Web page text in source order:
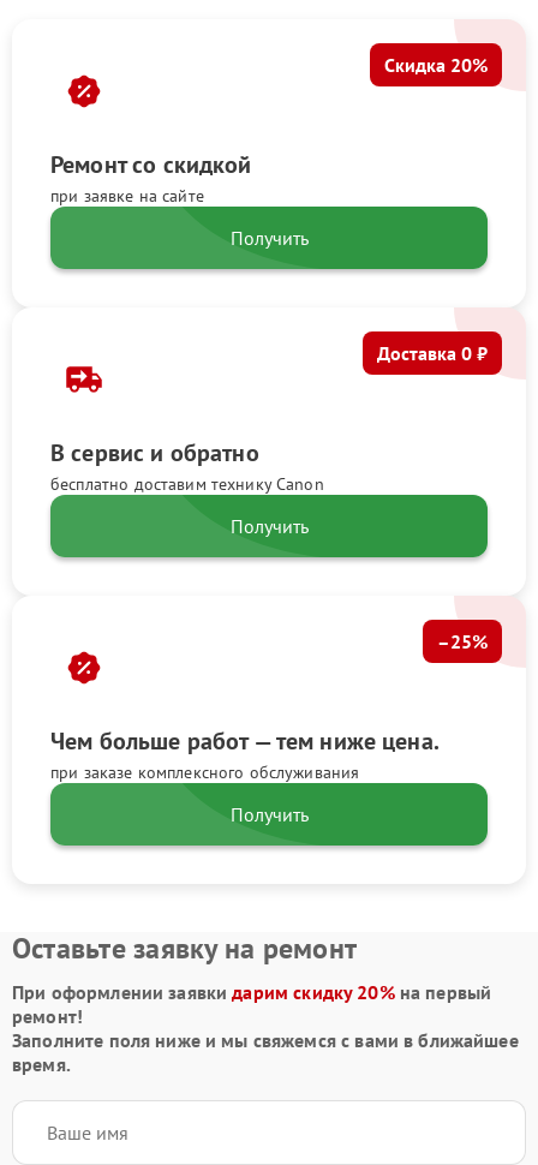
Ремонт со скидкой
при заявке на сайте
Скидка 20%
Получить
В сервис и обратно
бесплатно доставим технику Canon
Доставка 0 ₽
Получить
Чем больше работ — тем ниже цена.
при заказе комплексного обслуживания
–25%
Получить
Оставьте заявку на ремонт
При оформлении заявкидарим скидку 20%на первый
ремонт!
Заполните поля ниже и мы свяжемся с вами в ближайшее
время.